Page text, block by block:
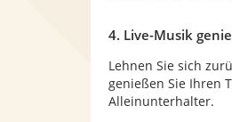
4. Live-Musik
Lehnen Sie sich
genießen Sie Ihren
Alleinunterhalter.